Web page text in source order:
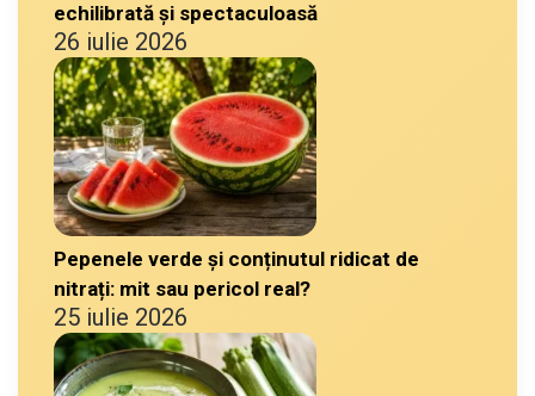
echilibrată și spectaculoasă
26 iulie 2026
Pepenele verde și conținutul ridicat de
nitrați: mit sau pericol real?
25 iulie 2026